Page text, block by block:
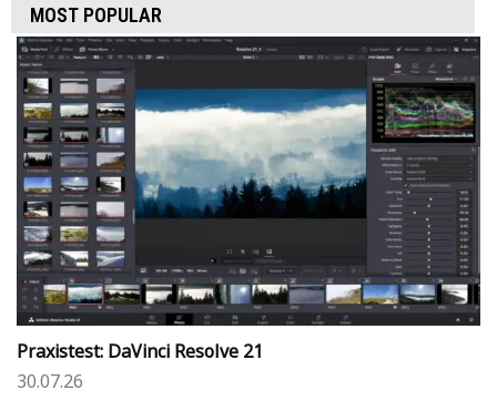
MOST POPULAR
Praxistest: DaVinci Resolve 21
30.07.26